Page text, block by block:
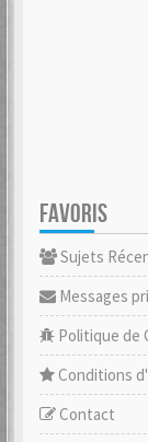
FAVORIS
Sujets
Messages
Politique de
Conditions
Contact